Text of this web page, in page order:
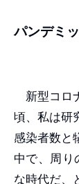
パンデミ
新型コロ
頃、私は研
感染者数と
中で、周り
な時代だ、